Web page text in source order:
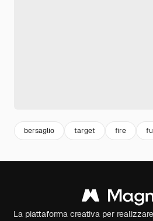
bersaglio target fire
La piattaforma creativa per